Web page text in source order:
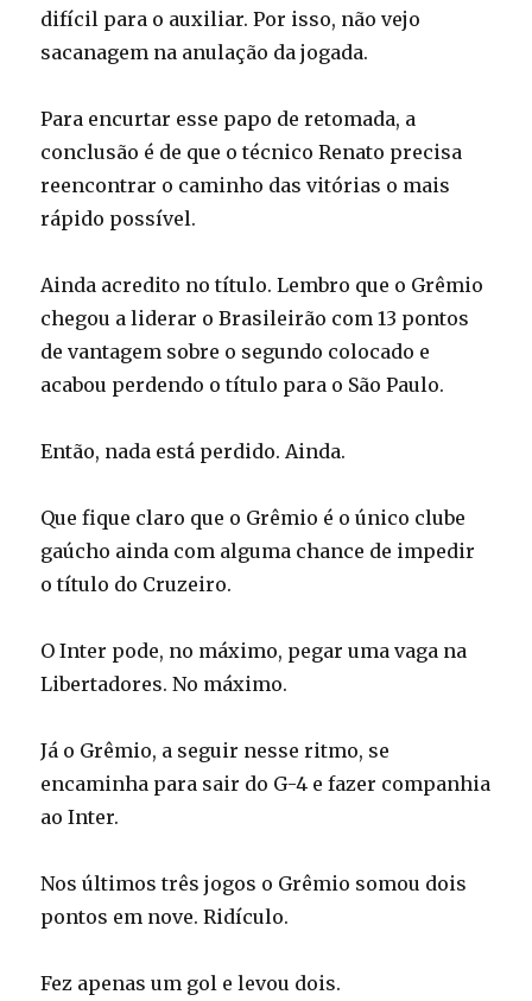
difícil para o auxiliar. Por isso, não vejo
sacanagem na anulação da jogada.
Para encurtar esse papo de retomada, a
conclusão é de que o técnico Renato precisa
reencontrar o caminho das vitórias o mais
rápido possível.
Ainda acredito no título. Lembro que o Grêmio
chegou a liderar o Brasileirão com 13 pontos
de vantagem sobre o segundo colocado e
acabou perdendo o título para o São Paulo.
Então, nada está perdido. Ainda.
Que fique claro que o Grêmio é o único clube
gaúcho ainda com alguma chance de impedir
o título do Cruzeiro.
O Inter pode, no máximo, pegar uma vaga na
Libertadores. No máximo.
Já o Grêmio, a seguir nesse ritmo, se
encaminha para sair do G-4 e fazer companhia
ao Inter.
Nos últimos três jogos o Grêmio somou dois
pontos em nove. Ridículo.
Fez apenas um gol e levou dois.